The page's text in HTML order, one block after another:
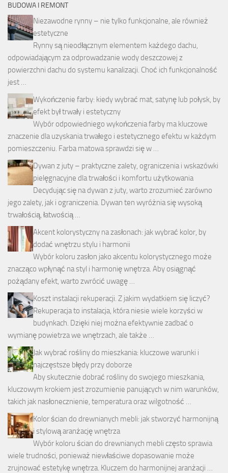
BUDOWA I REMONT
Niezawodne rynny – nie tylko funkcjonalne, ale również
estetyczne
Rynny są nieodłącznym elementem każdego dachu,
odpowiadającym za odprowadzanie wody deszczowej z
powierzchni dachu do systemu kanalizacji. Choć ich funkcjonalność
jest …
Wykończenie farby: kiedy wybrać mat, satynę lub połysk, by
efekt był trwały i estetyczny
Wybór odpowiedniego wykończenia farby ma kluczowe
znaczenie dla uzyskania trwałego i estetycznego efektu w każdym
pomieszczeniu. Farba matowa sprawdzi się w …
Dywan z juty – praktyczne zalety, ograniczenia i wskazówki
pielęgnacyjne dla trwałości i komfortu użytkowania
Decydując się na dywan z juty, warto zrozumieć zarówno
jego zalety, jak i ograniczenia. Dywan ten wyróżnia się wysoką
trwałością, łatwością …
Akcent kolorystyczny na zasłonach: jak wybrać kolor, by
dodać wnętrzu stylu i harmonii
Wybór koloru zasłon jako akcentu kolorystycznego może
znacząco wpłynąć na styl i harmonię wnętrza. Aby osiągnąć
pożądany efekt, warto zwrócić uwagę …
Koszt instalacji rekuperacji. Z jakim wydatkiem się liczyć?
Rekuperacja to instalacja, która niesie wiele korzyści w
budynkach. Dzięki niej można efektywnie zadbać o
wymianę powietrza we wnętrzach, ale także …
Jak wybrać rośliny do mieszkania: kluczowe warunki i
najczęstsze błędy przy doborze
Aby skutecznie dobrać rośliny do swojego mieszkania,
kluczowym krokiem jest zrozumienie panujących w nim warunków,
takich jak nasłonecznienie, temperatura oraz wilgotność …
Kolor ścian do drewnianych mebli: jak stworzyć harmonijną
i stylową aranżację wnętrza
Wybór koloru ścian do drewnianych mebli często sprawia
wiele trudności, ponieważ niewłaściwe dopasowanie może
zrujnować estetykę wnętrza. Kluczem do harmonijnej aranżacji …